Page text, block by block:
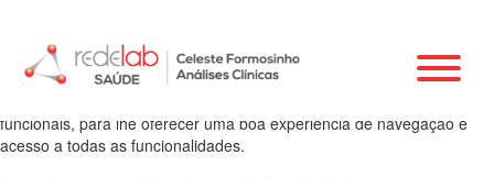
Defina as suas preferências de cookies
para este website.
funcionais, para lhe oferecer uma boa experiência de navegação e
acesso a todas as funcionalidades.